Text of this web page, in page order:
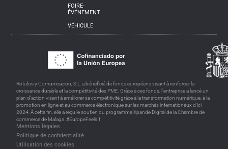
FOIRE-
ÉVÉNEMENT
VÉHICULE
Rótulos y Comunicación, S.L. a bénéficié de fonds européens visant à renforcer la
croissance durable et la compétitivité des PME. Grâce à ces fonds, l’entreprise a lancé un
plan d’action visant à améliorer sa compétitivité grâce à la transformation numérique, à la
promotion en ligne et au commerce électronique sur les marchés internationaux d’ici
2024. À cette fin, elle a reçu le soutien du programme Xpande Digital de la Chambre de
commerce de Malaga. #EuropeFeelsIt
Mentions légales
Politique de confidentialité
Utilisation des cookies